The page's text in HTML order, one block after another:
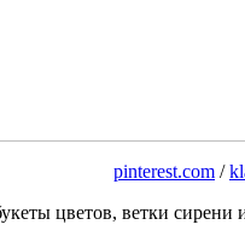
pinterest.com /
цветов, ветки